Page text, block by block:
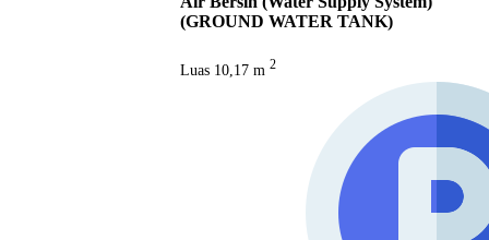
(GROUND WATER TANK)
Luas 10,17 m 2